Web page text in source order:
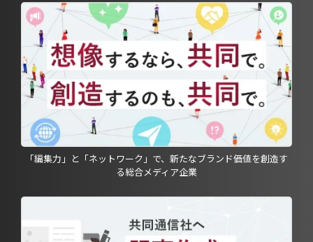
「編集力」と「ネットワーク」で、新たなブランド価値を創造す
る総合メディア企業